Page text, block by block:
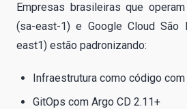
Empresas brasileiras que
(sa-east-1) e Google Cloud São
east1) estão padronizando:
Infraestrutura como código
GitOps com Argo CD 2.11+